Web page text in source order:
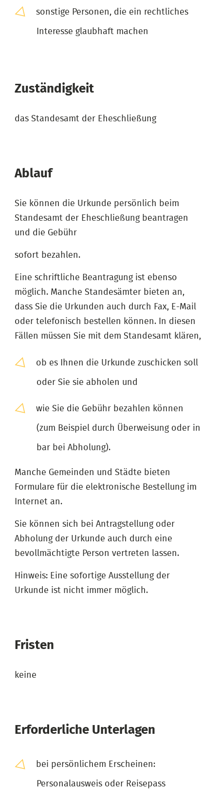
sonstige Personen, die ein rechtliches
Interesse glaubhaft machen
Zuständigkeit
das Standesamt der Eheschließung
Ablauf
Sie können die Urkunde persönlich beim
Standesamt der Eheschließung beantragen
und die Gebühr
sofort bezahlen.
Eine schriftliche Beantragung ist ebenso
möglich. Manche Standesämter bieten an,
dass Sie die Urkunden auch durch Fax, E-Mail
oder telefonisch bestellen können. In diesen
Fällen müssen Sie mit dem Standesamt klären,
ob es Ihnen die Urkunde zuschicken soll
oder Sie sie abholen und
wie Sie die Gebühr bezahlen können
(zum Beispiel durch Überweisung oder in
bar bei Abholung).
Manche Gemeinden und Städte bieten
Formulare für die elektronische Bestellung im
Internet an.
Sie können sich bei Antragstellung oder
Abholung der Urkunde auch durch eine
bevollmächtigte Person vertreten lassen.
Hinweis: Eine sofortige Ausstellung der
Urkunde ist nicht immer möglich.
Fristen
keine
Erforderliche Unterlagen
bei persönlichem Erscheinen:
Personalausweis oder Reisepass